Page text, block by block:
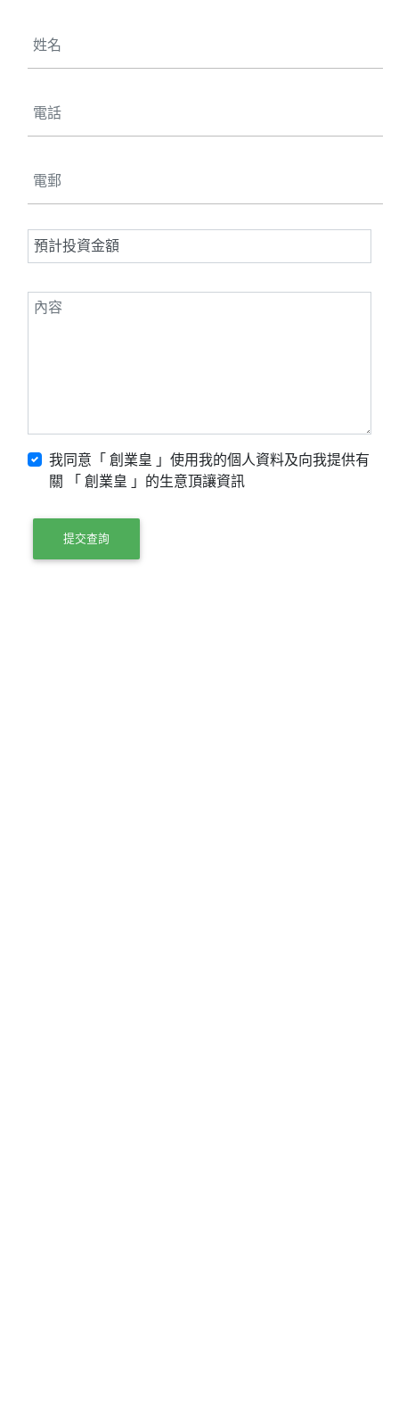
我同意「 創業皇 」使用我的個人資料及向我提供有
關 「 創業皇 」的生意頂讓資訊
提交查詢